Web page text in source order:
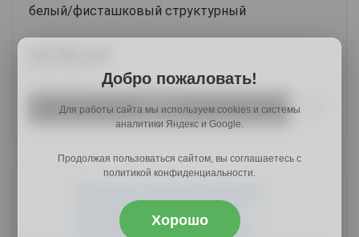
белый/фисташковый структурный
Купить
Добро пожаловать!
Для работы сайта мы используем cookies и системы
аналитики Яндекс и Google.
Продолжая пользоваться сайтом, вы соглашаетесь с
политикой конфиденциальности.
Хорошо